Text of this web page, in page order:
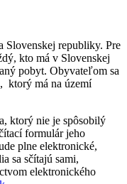
Slovenskej republiky. Pre
kto má v Slovenskej
pobyt. Obyvateľom sa
ktorý má na území
ktorý nie je spôsobilý
formulár jeho
plne elektronické,
sa sčítajú sami,
elektronického